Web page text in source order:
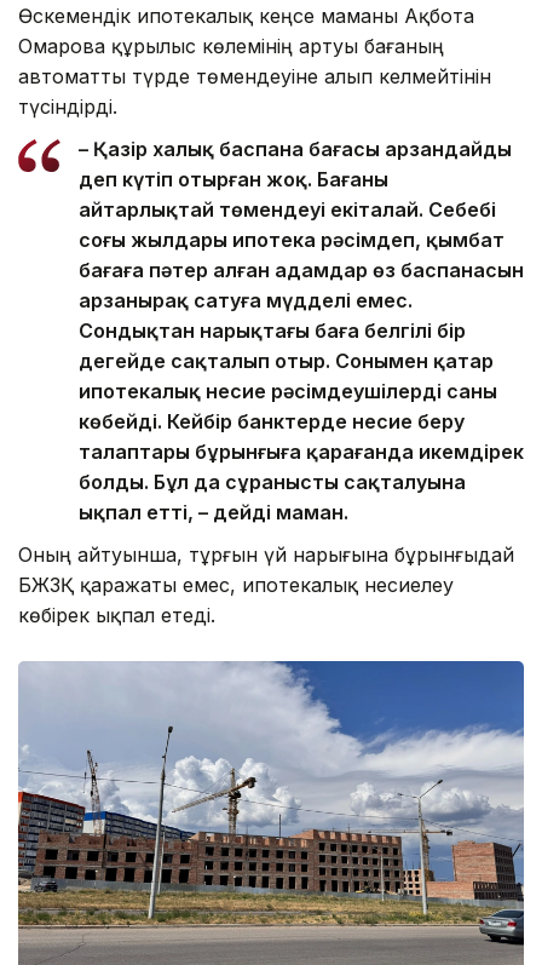
Өскемендік ипотекалық кеңсе маманы Ақбота
Омарова құрылыс көлемінің артуы бағаның
автоматты түрде төмендеуіне алып келмейтінін
түсіндірді.
– Қазір халық баспана бағасы арзандайды
деп күтіп отырған жоқ. Бағаның
айтарлықтай төмендеуі екіталай. Себебі
соңғы жылдары ипотека рәсімдеп, қымбат
бағаға пәтер алған адамдар өз баспанасын
арзанырақ сатуға мүдделі емес.
Сондықтан нарықтағы баға белгілі бір
деңгейде сақталып отыр. Сонымен қатар
ипотекалық несие рәсімдеушілердің саны
көбейді. Кейбір банктерде несие беру
талаптары бұрынғыға қарағанда икемдірек
болды. Бұл да сұраныстың сақталуына
ықпал етті, – дейді маман.
Оның айтуынша, тұрғын үй нарығына бұрынғыдай
БЖЗҚ қаражаты емес, ипотекалық несиелеу
көбірек ықпал етеді.